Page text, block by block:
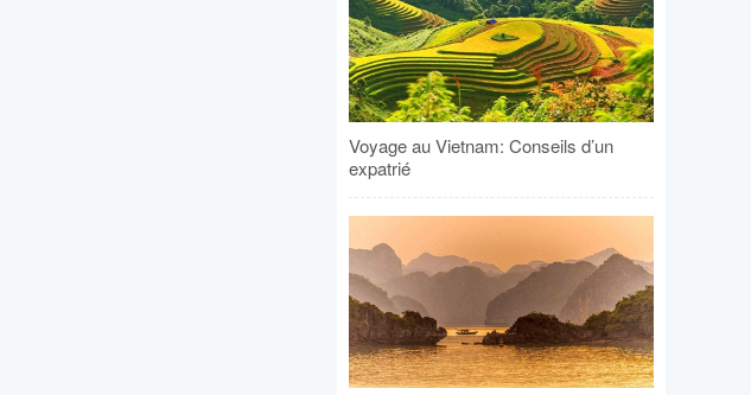
Voyage au Vietnam: Conseils d’un
expatrié